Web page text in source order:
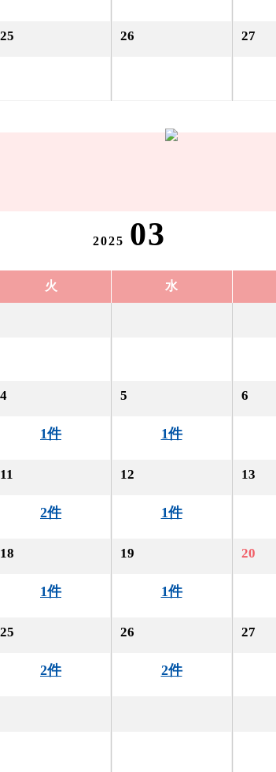
25 26 27
2025 03
火 水
4
1件
5
1件
6
11
2件
12
1件
13
18
1件
19
1件
20
25
2件
26
2件
27